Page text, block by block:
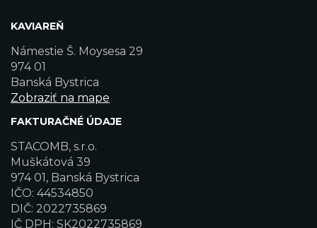
KAVIAREŇ
Námestie Š. Moysesa 29
974 01
Banská Bystrica
Zobraziť na mape
FAKTURAČNÉ ÚDAJE
STACOMB, s.r.o.
Muškátová 39
974 01, Banská Bystrica
IČO: 44534850
DIČ: 2022735869
IČ DPH: SK2022735869